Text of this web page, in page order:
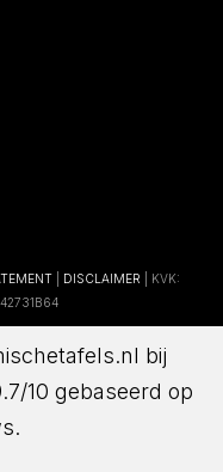
DISCLAIMER | KVK:
bij
10 gebaseerd op